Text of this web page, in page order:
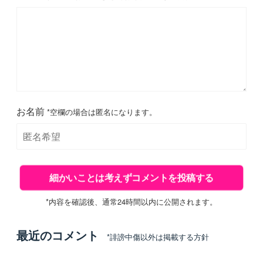
お名前 *空欄の場合は匿名になります。
*内容を確認後、通常24時間以内に公開されます。
最近のコメント *誹謗中傷以外は掲載する方針